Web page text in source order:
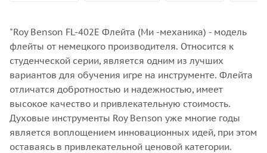
"Roy Benson FL-402Е Флейта (Ми -механика) - модель
флейты от немецкого производителя. Относится к
студенческой серии, является одним из лучших
вариантов для обучения игре на инструменте. Флейта
отличатся добротностью и надежностью, имеет
высокое качество и привлекательную стоимость.
Духовые инструменты Roy Benson уже многие годы
является воплощением инновационных идей, при этом
оставаясь в привлекательной ценовой категории.